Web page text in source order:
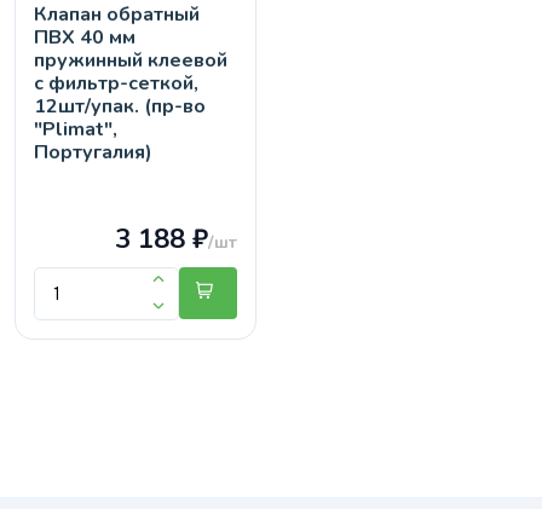
Клапан обратный
ПВХ 40 мм
пружинный клеевой
с фильтр-сеткой,
12шт/упак. (пр-во
"Plimat",
Португалия)
3 188 ₽/шт